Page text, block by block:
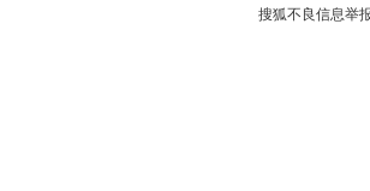
搜狐不良信息举